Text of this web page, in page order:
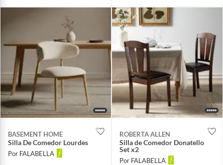
BASEMENT HOME
Silla De Comedor Lourdes
Por FALABELLA
ROBERTA ALLEN
Silla de Comedor Donatello
Set x2
Por FALABELLA